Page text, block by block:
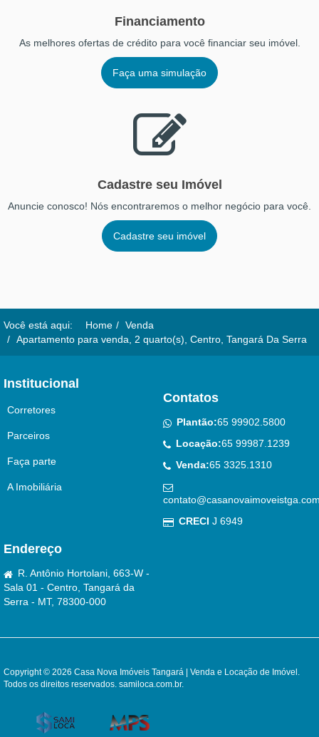
Financiamento
As melhores ofertas de crédito para você financiar seu imóvel.
Faça uma simulação
Cadastre seu Imóvel
Anuncie conosco! Nós encontraremos o melhor negócio para você.
Cadastre seu imóvel
Você está aqui: Home
Venda
Apartamento para venda, 2 quarto(s), Centro, Tangará Da Serra
Institucional
Corretores
Parceiros
Faça parte
A Imobiliária
Contatos
Plantão:65 99902.5800
Locação:65 99987.1239
Venda:65 3325.1310
CRECI J 6949
Endereço
R. Antônio Hortolani, 663-W -
Sala 01 - Centro, Tangará da
Serra - MT, 78300-000
Copyright © 2026 Casa Nova Imóveis Tangará | Venda e Locação de Imóvel.
Todos os direitos reservados. samiloca.com.br.